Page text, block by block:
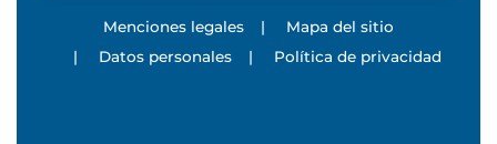
Menciones legales |
Mapa del sitio
|
Datos personales | Política de privacidad